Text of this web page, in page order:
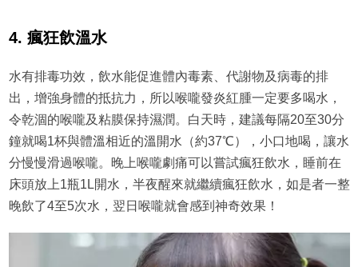
4. 瘋狂飲溫水
水有排毒功效，飲水能促進體內毒素、代謝物及病毒的排
出，增強身體的抵抗力，所以喉嚨發炎紅腫一定要多喝水，
令乾涸的喉嚨及粘膜保持濕潤。白天時，建議每隔20至30分
鐘就喝1杯與體溫相近的溫開水（約37℃），小口地喝，讓水
分慢慢滑過喉嚨。晚上喉嚨劇痛可以嘗試瘋狂飲水，睡前在
床頭放上1瓶1L開水，半夜醒來就繼續瘋狂飲水，如是者一整
晚飲了4至5次水，翌日喉嚨就會感到神奇效果！